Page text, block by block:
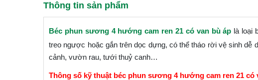
Thông tin sản phẩm
Béc phun sương 4 hướng cam ren 21 có van bù áp là loại
treo ngược hoặc gắn trên dọc dựng, có thể tháo rời vệ sinh
cảnh, vườn rau, tưới thuỷ canh…
Thông số kỹ thuật béc phun sương 4 hướng cam ren 21 có